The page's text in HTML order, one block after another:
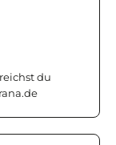
du